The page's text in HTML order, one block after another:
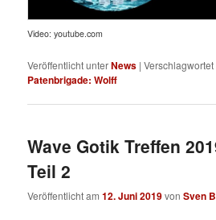
Video: youtube.com
Veröffentlicht unterNews |Verschlagwortet
Patenbrigade: Wolff
Wave Gotik Treffen
Teil 2
Veröffentlicht am12. Juni 2019vonSven